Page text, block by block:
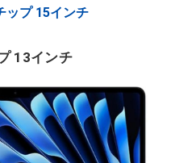
プ 15インチ
13インチ